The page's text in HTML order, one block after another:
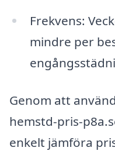
Frekvens:
mindre per
Genom att
hemstd-pris-
enkelt jämföra